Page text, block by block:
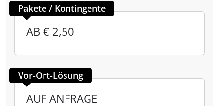
Pakete / Kontingente
AB € 2,50
Vor-Ort-Lösung
AUF ANFRAGE